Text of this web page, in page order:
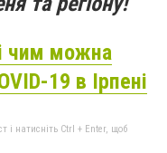
чим можна
19 в Ірпені
і натисніть Ctrl + Enter, щоб